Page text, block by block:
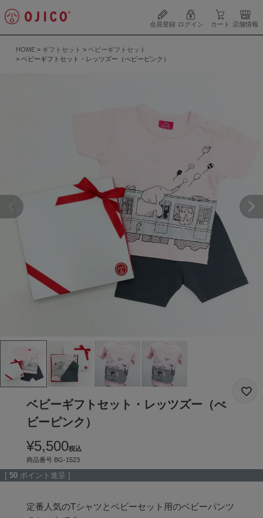
会員登録 ログイン カート 店舗情報
HOME ギフトセット
ベビーギフトセット
ベビーギフトセット・レッツズー（べビーピンク）
ベビーギフトセット・レッツズー（べ
ビーピンク）
¥5,500税込
商品番号 BG-1523
[ 50 ポイント進呈 ]
定番人気のTシャツとベビーセット用のベビーパンツ